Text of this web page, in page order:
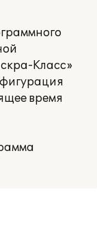
Класс»
время